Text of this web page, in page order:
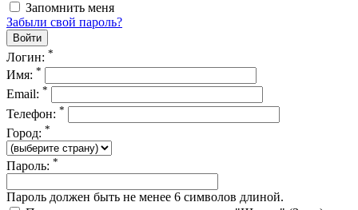
Запомнить меня
Забыли свой пароль?
Логин: *
Имя: *
Email: *
Телефон: *
Город: *
Пароль: *
Пароль должен быть не менее 6 символов длиной.